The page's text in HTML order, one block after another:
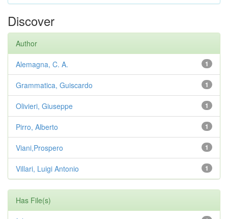
Discover
Author
1
Alemagna, C. A.
1
Grammatica, Guiscardo
1
Olivieri, Giuseppe
1
Pirro, Alberto
1
Viani,Prospero
1
Villari, Luigi Antonio
Has File(s)